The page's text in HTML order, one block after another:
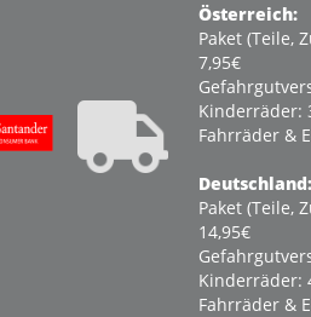
Österreich:
Paket (Teile,
7,95€
Kinderräder:
Fahrräder &
Deutschland:
Paket (Teile,
14,95€
Kinderräder:
Fahrräder &